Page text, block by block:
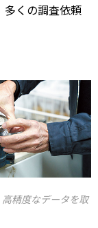
多くの調査依頼
精度なデータを取